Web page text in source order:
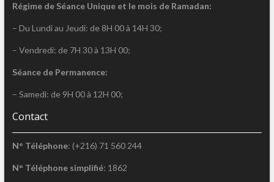
Régime de Séance Unique et le mois de Ramadan:
– Du Lundi au Jeudi: de 8H 00 à 14H 30;
– Vendredi: de 7H 30 à 13H 00;
Séance de Permanence:
– Samedi: de 9H 00 à 12H 00;
Contact
N° Téléphone: (+216) 71 560 244
N° Téléphone simplifié: 1862